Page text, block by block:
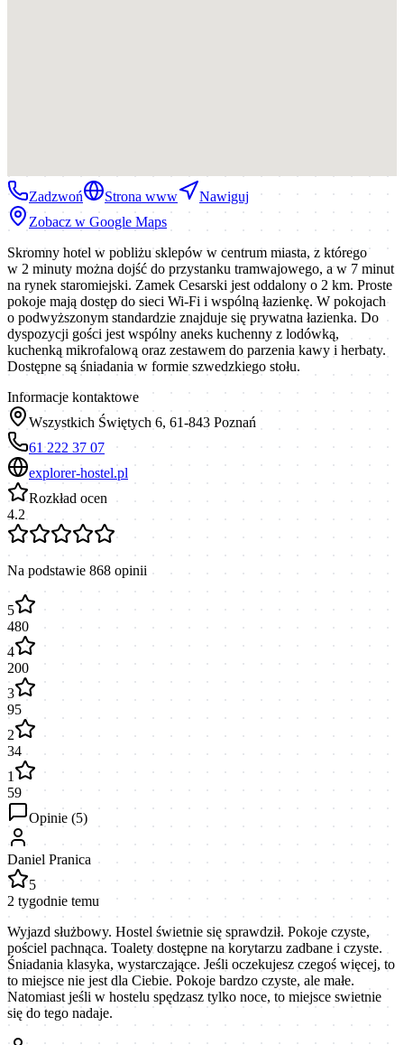
Zadzwoń Strona www
Nawiguj
Zobacz w Google Maps
Skromny hotel w pobliżu sklepów w centrum miasta, z którego
w 2 minuty można dojść do przystanku tramwajowego, a w 7 minut
na rynek staromiejski. Zamek Cesarski jest oddalony o 2 km. Proste
pokoje mają dostęp do sieci Wi-Fi i wspólną łazienkę. W pokojach
o podwyższonym standardzie znajduje się prywatna łazienka. Do
dyspozycji gości jest wspólny aneks kuchenny z lodówką,
kuchenką mikrofalową oraz zestawem do parzenia kawy i herbaty.
Dostępne są śniadania w formie szwedzkiego stołu.
Informacje kontaktowe
Wszystkich Świętych 6, 61-843 Poznań
61 222 37 07
explorer-hostel.pl
Rozkład ocen
4.2
Na podstawie 868 opinii
5
480
4
200
3
95
2
34
1
59
Opinie (5)
Daniel Pranica
5
2 tygodnie temu
Wyjazd służbowy. Hostel świetnie się sprawdził. Pokoje czyste,
pościel pachnąca. Toalety dostępne na korytarzu zadbane i czyste.
Śniadania klasyka, wystarczające. Jeśli oczekujesz czegoś więcej, to
to miejsce nie jest dla Ciebie. Pokoje bardzo czyste, ale małe.
Natomiast jeśli w hostelu spędzasz tylko noce, to miejsce swietnie
się do tego nadaje.